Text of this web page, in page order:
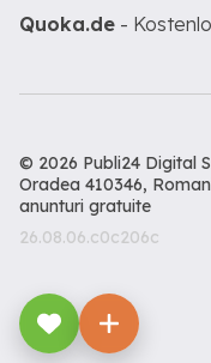
Quoka.de -
© 2026 Publi24 Digital
Oradea 410346,
anunturi gratuite
26.08.06.c0c206c